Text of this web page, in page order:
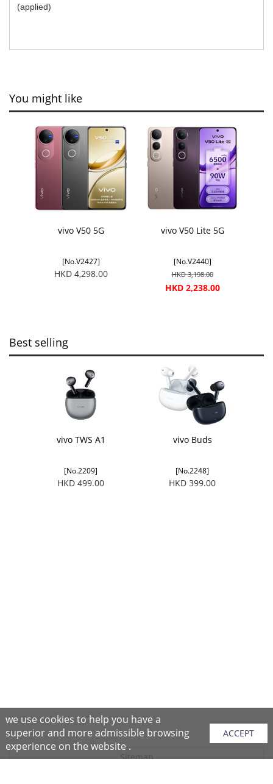
(applied)
You might like
vivo V50 5G
[No.V2427]
HKD 4,298.00
vivo V50 Lite 5G
[No.V2440]
HKD 3,198.00
HKD 2,238.00
Best selling
vivo TWS A1
[No.2209]
HKD 499.00
vivo Buds
[No.2248]
HKD 399.00
Sitemap
we use cookies to help you have a
superior and more admissible browsing
experience on the website .
ACCEPT